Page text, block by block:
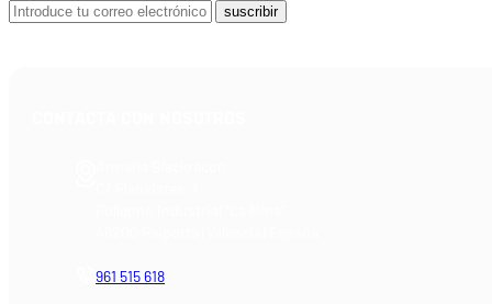
suscribir
961 515 618